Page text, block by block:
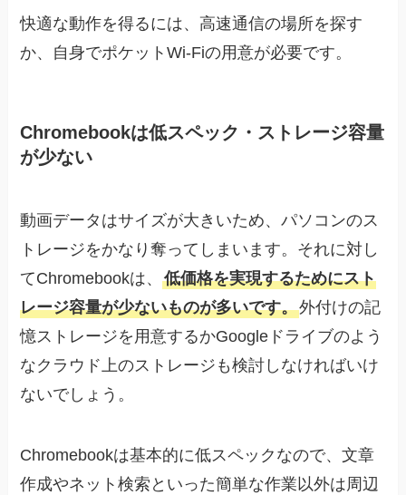
快適な動作を得るには、高速通信の場所を探す
か、自身でポケットWi-Fiの用意が必要です。
Chromebookは低スペック・ストレージ容量
が少ない
動画データはサイズが大きいため、パソコンのス
トレージをかなり奪ってしまいます。それに対し
てChromebookは、低価格を実現するためにスト
レージ容量が少ないものが多いです。外付けの記
憶ストレージを用意するかGoogleドライブのよう
なクラウド上のストレージも検討しなければいけ
ないでしょう。
Chromebookは基本的に低スペックなので、文章
作成やネット検索といった簡単な作業以外は周辺